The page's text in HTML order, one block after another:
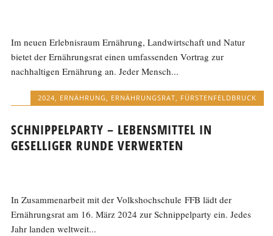
Im neuen Erlebnisraum Ernährung, Landwirtschaft und Natur
bietet der Ernährungsrat einen umfassenden Vortrag zur
nachhaltigen Ernährung an. Jeder Mensch...
2024 ERNÄHRUNG ERNÄHRUNGSRAT FÜRSTENFELDBRUCK
SCHNIPPELPARTY – LEBENSMITTEL IN
GESELLIGER RUNDE VERWERTEN
In Zusammenarbeit mit der Volkshochschule FFB lädt der
Ernährungsrat am 16. März 2024 zur Schnippelparty ein. Jedes
Jahr landen weltweit...